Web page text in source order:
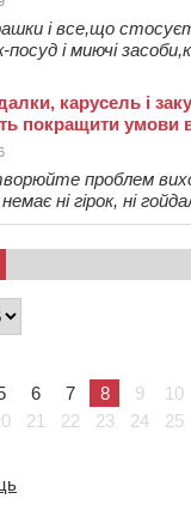
і все,що
і миючі
карусель і
покращити умови
проблем
ні гірок, ні
6 7 8 9 10
21 22 23 24 25